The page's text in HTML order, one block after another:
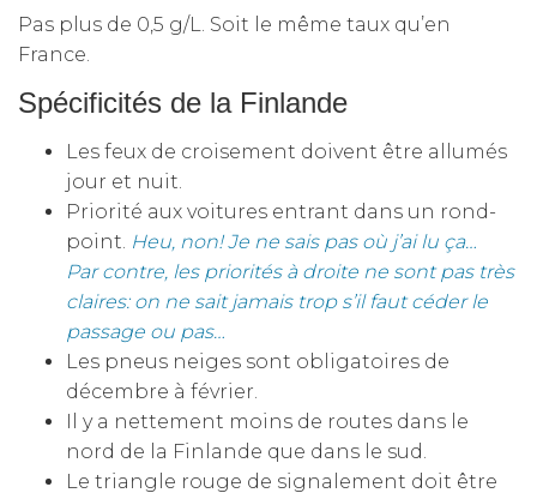
Pas plus de 0,5 g/L. Soit le même taux qu’en
France.
Spécificités de la Finlande
Les feux de croisement doivent être allumés
jour et nuit.
Priorité aux voitures entrant dans un rond-
point. Heu, non! Je ne sais pas où j’ai lu ça…
Par contre, les priorités à droite ne sont pas très
claires: on ne sait jamais trop s’il faut céder le
passage ou pas…
Les pneus neiges sont obligatoires de
décembre à février.
Il y a nettement moins de routes dans le
nord de la Finlande que dans le sud.
Le triangle rouge de signalement doit être